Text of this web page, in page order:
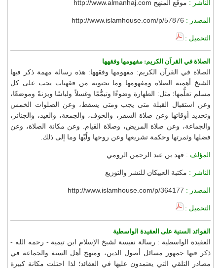
الناشر : موقع المنهج http://www.almanhaj.com
المصدر : http://www.islamhouse.com/p/57876
التحميل :
الصلاة في القرآن الكريم: مفهومها وفقهها
الصلاة في القرآن الكريم: مفهومها وفقهها: هذه رسالة مهمة ذكر فيها
الشيخ أهمية الصلاة ومفهومها وما تحتويه من فقهيات يجب على كل
مسلم تعلُّمها؛ مثل: الطهارة وضوءًا وتيمُّمًا وغسلاً ولباسًا ويزنةً وموضعًا،
وعن استقبال القبلة متى يجب ومتى يسقط، وعن الصلوات الخمس
وتحديد أوقاتها وعن صلاة السفر، والخوف، والجمعة، والعيد، والجنائز،
والجماعة، وعن صلاة المريض، وصلاة القيام. وعن مكانة الصلاة، وعن
فضلها وثمرتها وحكمة تشريعها وعن روحها ولُبّها وما إلى ذلك.
المؤلف : فهد بن عبد الرحمن الرومي
الناشر : مكتبة العبيكان للنشر والتوزيع
المصدر : http://www.islamhouse.com/p/364177
التحميل :
الفوائد السنية على العقيدة الواسطية
العقيدة الواسطية : رسالة نفيسة لشيخ الإسلام ابن تيمية - رحمه الله -
ذكر فيها جمهور مسائل أصول الدين، ومنهج أهل السنة والجماعة في
مصادر التلقي التي يعتمدون عليها في العقائد؛ لذا احتلت مكانة كبيرة